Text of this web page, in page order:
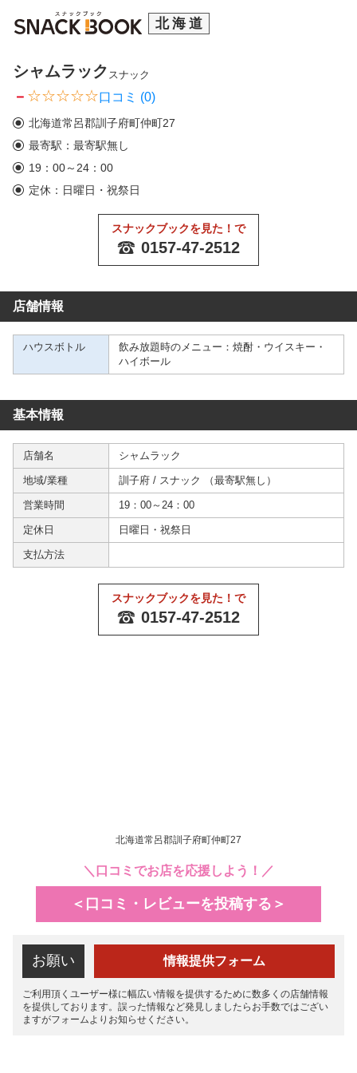
北海道
シャムラック スナック
－ 口コミ (0)
北海道常呂郡訓子府町仲町27
最寄駅：最寄駅無し
19：00～24：00
定休：日曜日・祝祭日
スナックブックを見た！で
0157-47-2512
店舗情報
ハウスボトル
飲み放題時のメニュー：焼酎・ウイスキー・
ハイボール
基本情報
店舗名 シャムラック
地域/業種 訓子府 / スナック （最寄駅無し ）
営業時間 19：00～24：00
定休日 日曜日・祝祭日
支払方法
スナックブックを見た！で
0157-47-2512
北海道常呂郡訓子府町仲町27
＼口コミでお店を応援しよう！／
＜口コミ・レビューを投稿する＞
お願い
ご利用頂くユーザー様に幅広い情報を提供するために数多くの店舗情報
を提供しております。誤った情報など発見しましたらお手数ではござい
ますがフォームよりお知らせください。
情報提供フォーム